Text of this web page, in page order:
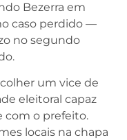
Bezerra em
caso perdido —
no segundo
um vice de
eleitoral capaz
com o prefeito.
locais na chapa